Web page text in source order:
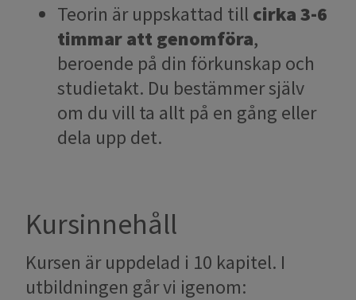
Teorin är uppskattad till cirka 3-6
timmar​​​​​​​ att genomföra,
beroende på din förkunskap och
studietakt. Du bestämmer själv
om du vill ta allt på en gång eller
dela upp det.
Kursinnehåll
Kursen är uppdelad i 10 kapitel. I
utbildningen går vi igenom: